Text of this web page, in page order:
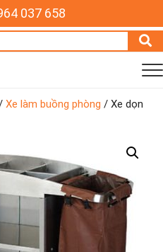
037 658
Tìm
kiếm:
Xe làm buồng phòng / Xe dọn